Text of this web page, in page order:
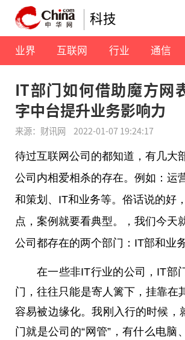
科技
业界 互联网 行业 通信
IT部门如何借助魔方网
字中台提升业务影响力
来源：财讯网 2022-01-07 19:24:17
待过互联网公司的都知道，有几大
公司内相爱相杀的存在。例如：运
和策划、IT和业务等。俗话说的好
点，案例就要看典型。，我们今天
公司都存在的两个部门：IT部和业务
在一些非IT行业的公司，IT部
门，往往只能是寄人篱下，挂靠在
容易被边缘化。我刚入行的时候，
门就是公司的“网管”，有什么电脑